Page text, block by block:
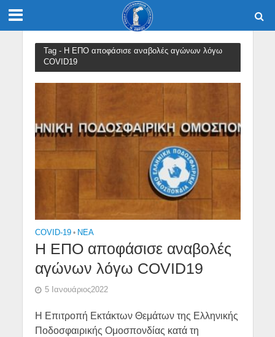
Tag - Η ΕΠΟ αποφάσισε αναβολές αγώνων λόγω
COVID19
COVID-19 • NEA
Η ΕΠΟ αποφάσισε αναβολές
αγώνων λόγω COVID19
5 Ιανουάριος2022
Η Επιτροπή Εκτάκτων Θεμάτων της Ελληνικής
Ποδοσφαιρικής Ομοσπονδίας κατά τη